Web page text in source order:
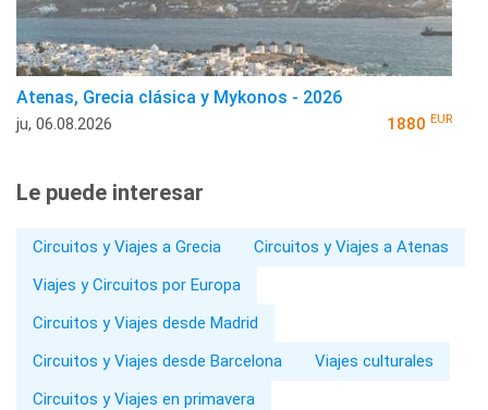
Atenas, Grecia clásica y Mykonos - 2026
ju, 06.08.2026 1880 EUR
Le puede interesar
Circuitos y Viajes a Grecia
Circuitos y Viajes a Atenas
Viajes y Circuitos por Europa
Circuitos y Viajes desde Madrid
Circuitos y Viajes desde Barcelona
Viajes culturales
Circuitos y Viajes en primavera